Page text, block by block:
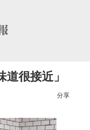
很接近」
分享